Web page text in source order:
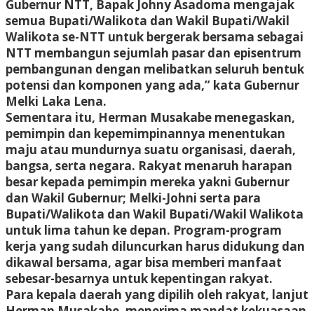
Gubernur NTT, Bapak Johny Asadoma mengajak
semua Bupati/Walikota dan Wakil Bupati/Wakil
Walikota se-NTT untuk bergerak bersama sebagai
NTT membangun sejumlah pasar dan episentrum
pembangunan dengan melibatkan seluruh bentuk
potensi dan komponen yang ada,” kata Gubernur
Melki Laka Lena.
Sementara itu, Herman Musakabe menegaskan,
pemimpin dan kepemimpinannya menentukan
maju atau mundurnya suatu organisasi, daerah,
bangsa, serta negara. Rakyat menaruh harapan
besar kepada pemimpin mereka yakni Gubernur
dan Wakil Gubernur; Melki-Johni serta para
Bupati/Walikota dan Wakil Bupati/Wakil Walikota
untuk lima tahun ke depan. Program-program
kerja yang sudah diluncurkan harus didukung dan
dikawal bersama, agar bisa memberi manfaat
sebesar-besarnya untuk kepentingan rakyat.
Para kepala daerah yang dipilih oleh rakyat, lanjut